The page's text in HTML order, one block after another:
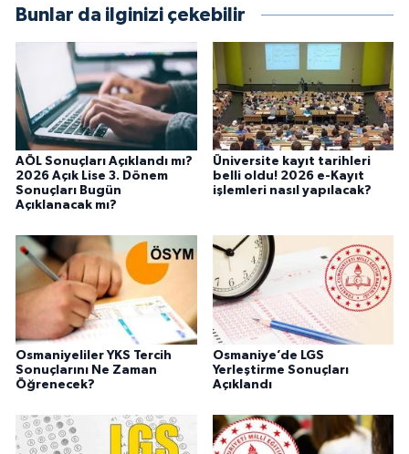
Bunlar da ilginizi çekebilir
AÖL Sonuçları Açıklandı mı?
2026 Açık Lise 3. Dönem
Sonuçları Bugün
Açıklanacak mı?
Üniversite kayıt tarihleri
belli oldu! 2026 e-Kayıt
işlemleri nasıl yapılacak?
Osmaniyeliler YKS Tercih
Sonuçlarını Ne Zaman
Öğrenecek?
Osmaniye’de LGS
Yerleştirme Sonuçları
Açıklandı